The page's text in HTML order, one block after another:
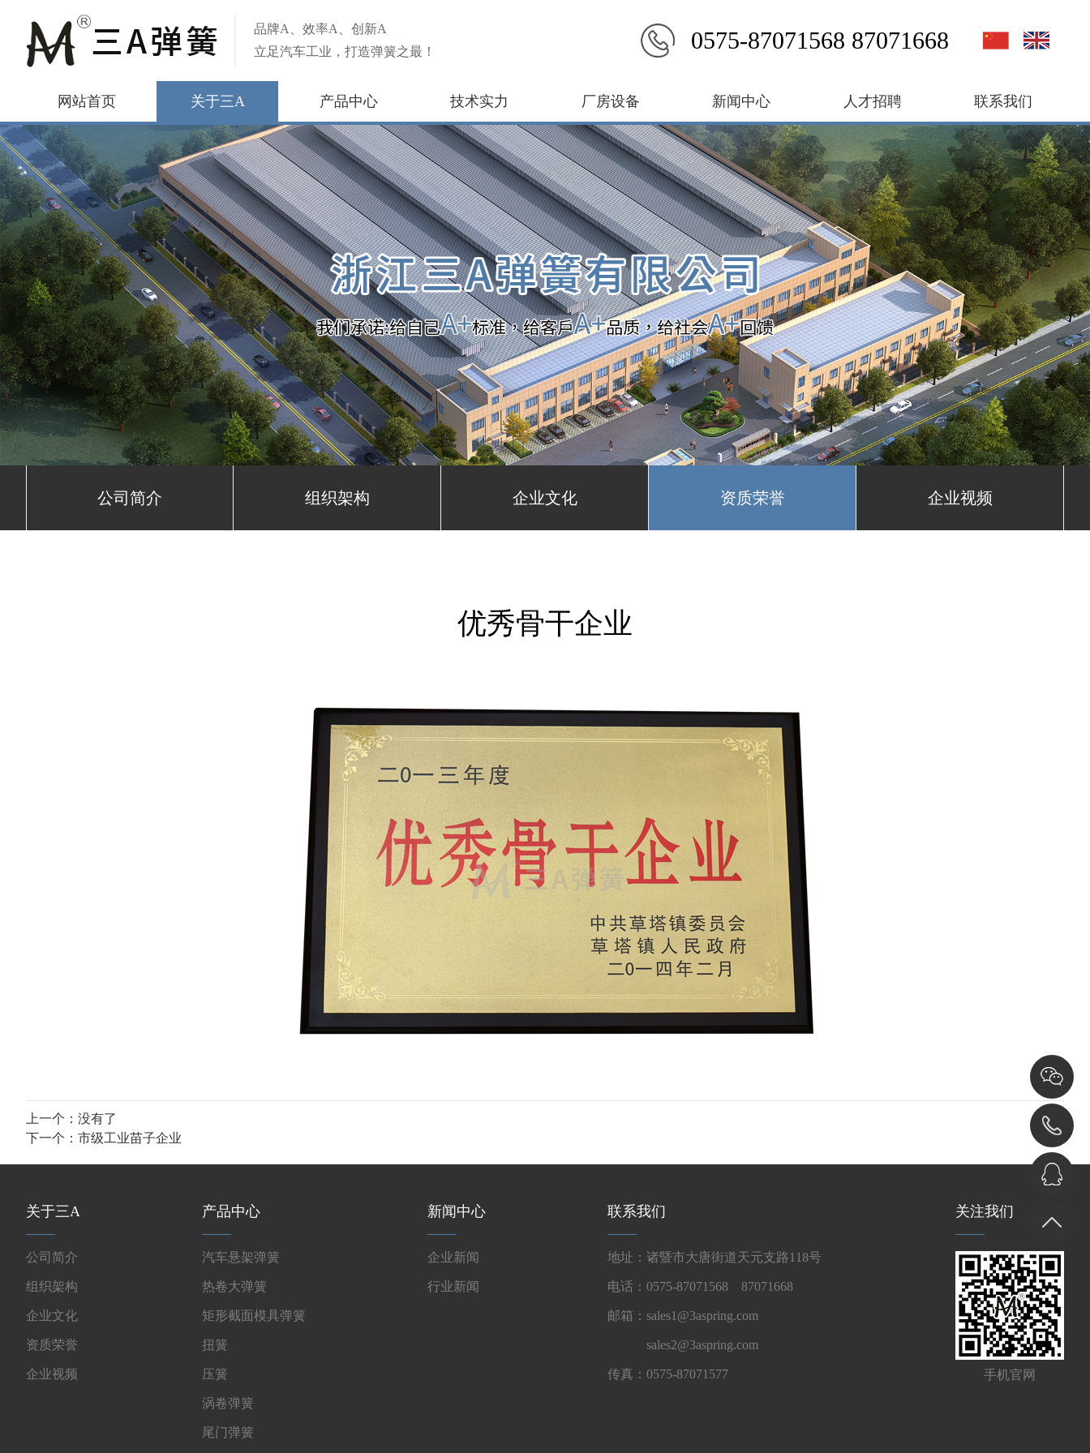
品牌A、效率A、创新A
立足汽车工业，打造弹簧之最！
0575-87071568 87071668
网站首页 关于三A 产品中心 技术实力 厂房设备 新闻中心 人才招聘 联系我们
公司简介 组织架构 企业文化 资质荣誉 企业视频
优秀骨干企业
上一个：没有了
下一个： 市级工业苗子企业
关于三A
公司简介
组织架构
企业文化
资质荣誉
企业视频
产品中心
汽车悬架弹簧
热卷大弹簧
矩形截面模具弹簧
扭簧
压簧
涡卷弹簧
尾门弹簧
新闻中心
企业新闻
行业新闻
联系我们
地址：诸暨市大唐街道天元支路118号
电话：0575-87071568 87071668
邮箱：sales1@3aspring.com
sales2@3aspring.com
传真：0575-87071577
关注我们
手机官网